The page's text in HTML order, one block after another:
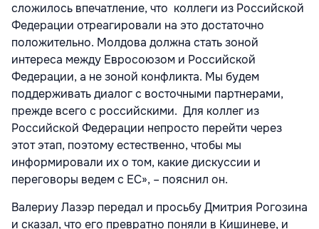
сложилось впечатление, что коллеги из Российской
Федерации отреагировали на это достаточно
положительно. Молдова должна стать зоной
интереса между Евросоюзом и Российской
Федерации, а не зоной конфликта. Мы будем
поддерживать диалог с восточными партнерами,
прежде всего с российскими. Для коллег из
Российской Федерации непросто перейти через
этот этап, поэтому естественно, чтобы мы
информировали их о том, какие дискуссии и
переговоры ведем с ЕС», – пояснил он.
Валериу Лазэр передал и просьбу Дмитрия Рогозина
и сказал, что его превратно поняли в Кишиневе, и